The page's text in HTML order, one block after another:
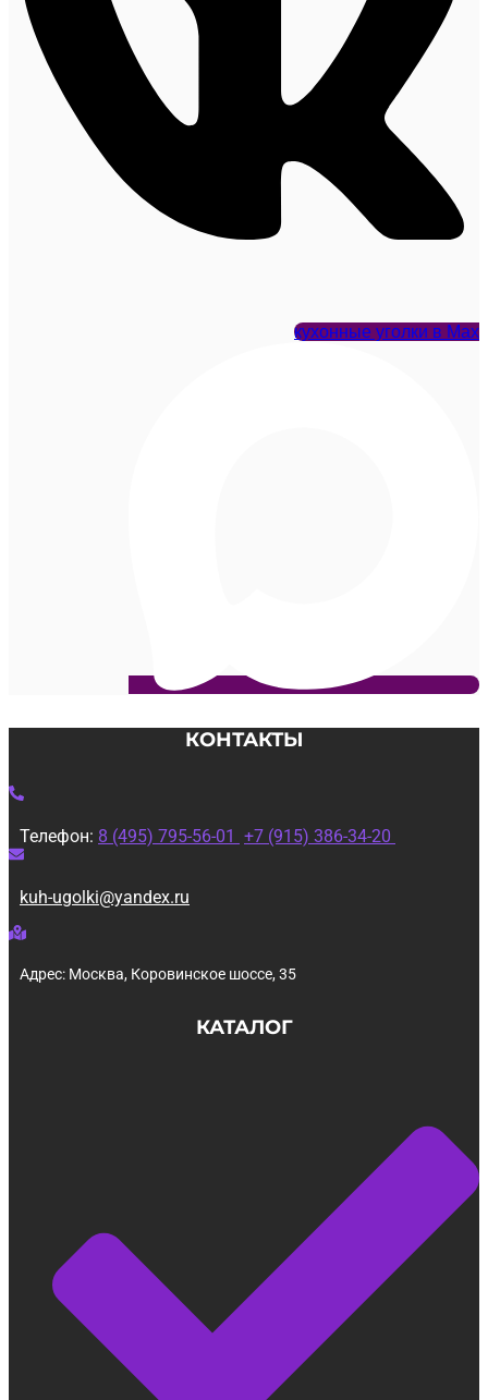
кухонные уголки в Max
КОНТАКТЫ
Телефон: 8 (495) 795-56-01 +7 (915) 386-34-20
kuh-ugolki@yandex.ru
Адрес: Москва, Коровинское шоссе, 35
КАТАЛОГ